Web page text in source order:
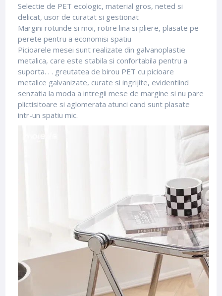
Selectie de PET ecologic, material gros, neted si
delicat, usor de curatat si gestionat
Margini rotunde si moi, rotire lina si pliere, plasate pe
perete pentru a economisi spatiu
Picioarele mesei sunt realizate din galvanoplastie
metalica, care este stabila si confortabila pentru a
suporta. . . greutatea de birou PET cu picioare
metalice galvanizate, curate si ingrijite, evidentiind
senzatia la moda a intregii mese de margine si nu pare
plictisitoare si aglomerata atunci cand sunt plasate
intr-un spatiu mic.